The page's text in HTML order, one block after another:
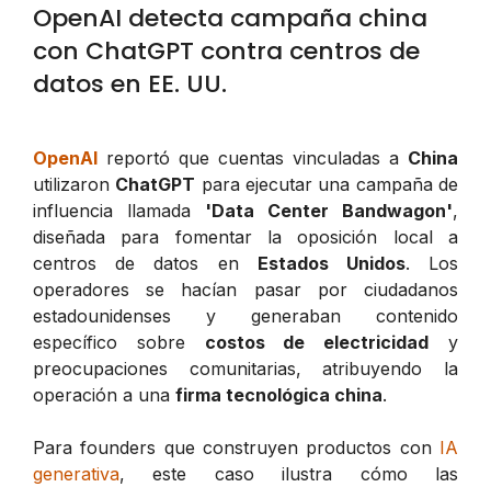
OpenAI detecta campaña china
con ChatGPT contra centros de
datos en EE. UU.
OpenAI reportó que cuentas vinculadas a China
utilizaron ChatGPT para ejecutar una campaña de
influencia llamada 'Data Center Bandwagon',
diseñada para fomentar la oposición local a
centros de datos en Estados Unidos. Los
operadores se hacían pasar por ciudadanos
estadounidenses y generaban contenido
específico sobre costos de electricidad y
preocupaciones comunitarias, atribuyendo la
operación a una firma tecnológica china.
Para founders que construyen productos con IA
generativa, este caso ilustra cómo las